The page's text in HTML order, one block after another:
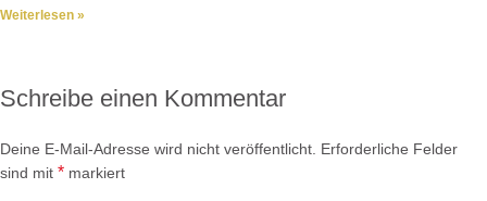
Weiterlesen »
Schreibe einen Kommentar
Deine E-Mail-Adresse wird nicht veröffentlicht. Erforderliche Felder
sind mit * markiert